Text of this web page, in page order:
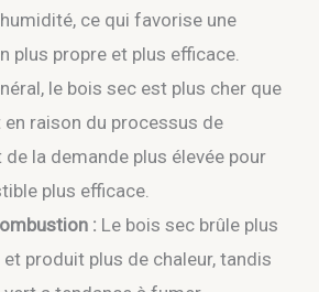
ce qui favorise une
plus propre et plus efficace.
le bois sec est plus cher que
en raison du processus de
de la demande plus élevée pour
plus efficace.
: Le bois sec brûle plus
produit plus de chaleur, tandis